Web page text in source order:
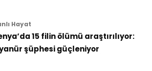
Hayat
15 filin ölümü araştırılıyor:
şüphesi güçleniyor